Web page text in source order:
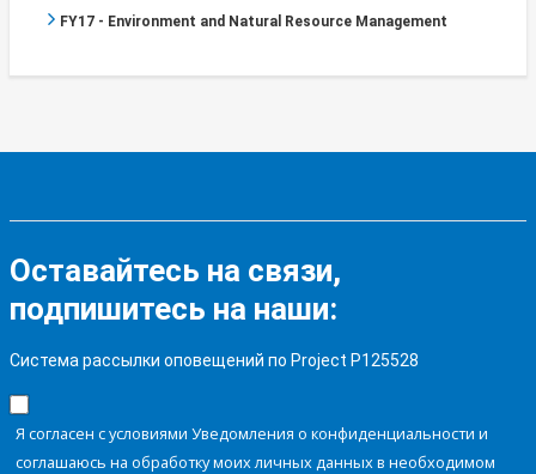
FY17 - Environment and Natural Resource Management
Оставайтесь на связи,
подпишитесь на наши:
Система рассылки оповещений по Project P125528
Я согласен с условиями Уведомления о конфиденциальности и
соглашаюсь на обработку моих личных данных в необходимом